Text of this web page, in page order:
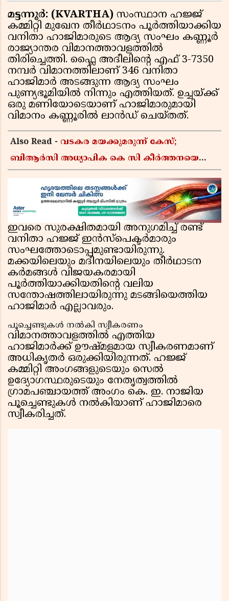
മട്ടന്നൂർ: (KVARTHA) സംസ്ഥാന ഹജ്ജ്
കമ്മിറ്റി മുഖേന തീർഥാടനം പൂർത്തിയാക്കിയ
വനിതാ ഹാജിമാരുടെ ആദ്യ സംഘം കണ്ണൂർ
രാജ്യാന്തര വിമാനത്താവളത്തിൽ
തിരിച്ചെത്തി. ഫ്ലൈ അദീലിൻ്റെ എഫ് 3-7350
നമ്പർ വിമാനത്തിലാണ് 346 വനിതാ
ഹാജിമാർ അടങ്ങുന്ന ആദ്യ സംഘം
പുണ്യഭൂമിയിൽ നിന്നും എത്തിയത്. ഉച്ചയ്ക്ക്
ഒരു മണിയോടെയാണ് ഹാജിമാരുമായി
വിമാനം കണ്ണൂരിൽ ലാൻഡ് ചെയ്തത്.
Also Read - വടകര മയക്കുമരുന്ന് കേസ്;
ബിആർസി അധ്യാപിക കെ സി കീർത്തനയെ
ഇവരെ സുരക്ഷിതമായി അനുഗമിച്ച് രണ്ട്
വനിതാ ഹജ്ജ് ഇൻസ്പെക്ടർമാരും
സംഘത്തോടൊപ്പമുണ്ടായിരുന്നു.
മക്കയിലെയും മദീനയിലെയും തീർഥാടന
കർമങ്ങൾ വിജയകരമായി
പൂർത്തിയാക്കിയതിൻ്റെ വലിയ
സന്തോഷത്തിലായിരുന്നു മടങ്ങിയെത്തിയ
ഹാജിമാർ എല്ലാവരും.
പൂച്ചെണ്ടുകൾ നൽകി സ്വീകരണം
വിമാനത്താവളത്തിൽ എത്തിയ
ഹാജിമാർക്ക് ഊഷ്മളമായ സ്വീകരണമാണ്
അധികൃതർ ഒരുക്കിയിരുന്നത്. ഹജ്ജ്
കമ്മിറ്റി അംഗങ്ങളുടെയും സെൽ
ഉദ്യോഗസ്ഥരുടെയും നേതൃത്വത്തിൽ
ഗ്രാമപഞ്ചായത്ത് അംഗം കെ. ഇ. നാജിയ
പൂച്ചെണ്ടുകൾ നൽകിയാണ് ഹാജിമാരെ
സ്വീകരിച്ചത്.